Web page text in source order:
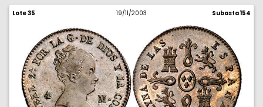
Lote 35 19/11/2003 Subasta 154